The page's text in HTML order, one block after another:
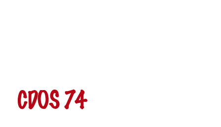
CDOS 74